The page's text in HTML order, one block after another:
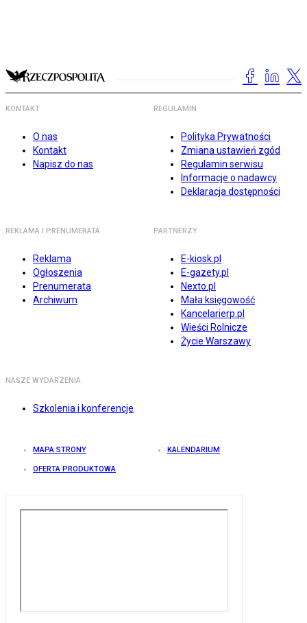
KONTAKT
O nas
Kontakt
Napisz do nas
REGULAMIN
Polityka Prywatności
Zmiana ustawień zgód
Regulamin serwisu
Informacje o nadawcy
Deklaracja dostępności
REKLAMA I PRENUMERATA
Reklama
Ogłoszenia
Prenumerata
Archiwum
PARTNERZY
E-kiosk.pl
E-gazety.pl
Nexto.pl
Mała księgowość
Kancelarierp.pl
Wieści Rolnicze
Życie Warszawy
NASZE WYDARZENIA
Szkolenia i konferencje
MAPA STRONY KALENDARIUM
OFERTA PRODUKTOWA